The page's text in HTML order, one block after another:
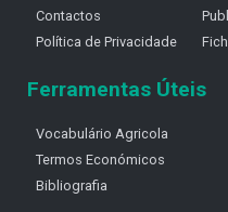
Contactos
Política de Privacidade
Ferramentas Úteis
Vocabulário Agricola
Termos Económicos
Bibliografia